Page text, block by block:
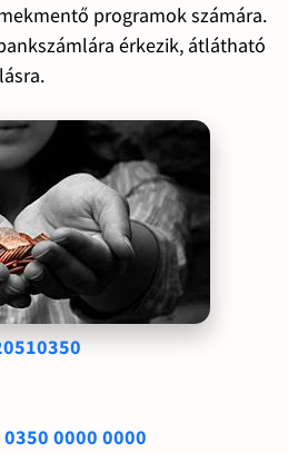
programok számára.
érkezik, átlátható
0000 0000